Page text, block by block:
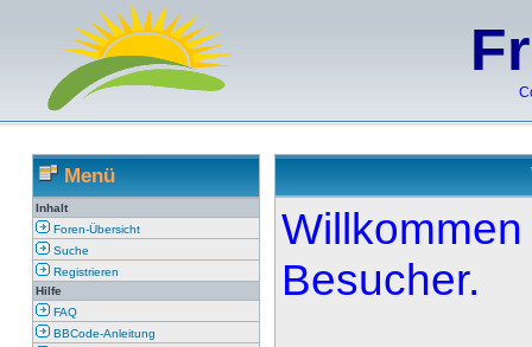
Menü
Inhalt
Foren-Übersicht
Suche
Registrieren
Hilfe
FAQ
BBCode-Anleitung
Besucher.